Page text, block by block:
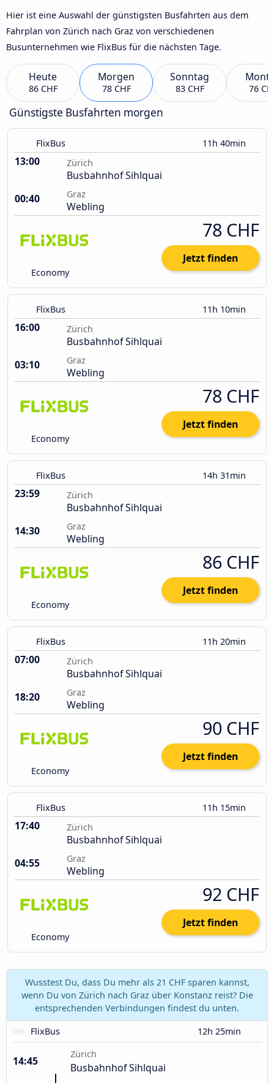
Hier ist eine Auswahl der günstigsten Busfahrten aus dem
Fahrplan von Zürich nach Graz von verschiedenen
Busunternehmen wie FlixBus für die nächsten Tage.
Heute
86 CHF
Morgen
78 CHF
Sonntag
83 CHF 76
Günstigste Busfahrten morgen
FlixBus 11h 40min
13:00 Zürich
Busbahnhof Sihlquai
00:40
Graz
Webling
Economy
78 CHF
Jetzt finden
FlixBus 11h 10min
16:00 Zürich
Busbahnhof Sihlquai
03:10
Graz
Webling
Economy
78 CHF
Jetzt finden
FlixBus 14h 31min
23:59 Zürich
Busbahnhof Sihlquai
14:30
Graz
Webling
Economy
86 CHF
Jetzt finden
FlixBus 11h 20min
07:00 Zürich
Busbahnhof Sihlquai
18:20
Graz
Webling
Economy
90 CHF
Jetzt finden
FlixBus 11h 15min
17:40 Zürich
Busbahnhof Sihlquai
04:55
Graz
Webling
Economy
92 CHF
Jetzt finden
Wusstest Du, dass Du mehr als 21 CHF sparen kannst,
wenn Du von Zürich nach Graz über Konstanz reist? Die
entsprechenden Verbindungen findest du unten.
FlixBus
12h 25min
14:45
Zürich
Busbahnhof Sihlquai